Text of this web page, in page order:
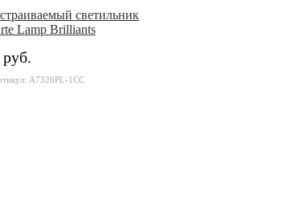
светильник
Lamp Brilliants
A7326PL-1CC